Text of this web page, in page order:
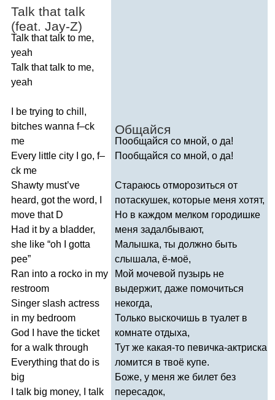
Talk that talk
(feat. Jay-Z)
Talk that talk to me,
yeah
Talk that talk to me,
yeah
be trying to chill ,
bitches wanna f–ck
me
Every little city go, f–
ck me
Shawty must’ve
heard, got the word,
move that D
Had it by a bladder,
she like “oh
gotta
pee”
Ran into a rocko in my
restroom
Singer slash actress
in my bedroom
God
have the ticket
for a walk through
Everything that do is
big
talk big money,
talk
Общайся
Пообщайся со мной, о да!
Пообщайся со мной, о да!
Стараюсь отморозиться от
потаскушек, которые меня хотят,
Но в каждом мелком городишке
меня задалбывают,
Малышка, ты должно быть
слышала, ё-моё,
Мой мочевой пузырь не
выдержит, даже помочиться
некогда,
Только выскочишь в туалет в
комнате отдыха,
Тут же какая-то певичка-актриска
ломится в твоё купе.
Боже, у меня же билет без
пересадок,